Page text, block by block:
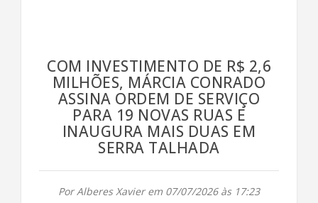
COM INVESTIMENTO DE R$ 2,6
MILHÕES, MÁRCIA CONRADO
ASSINA ORDEM DE SERVIÇO
PARA 19 NOVAS RUAS E
INAUGURA MAIS DUAS EM
SERRA TALHADA
Por Alberes Xavier em 07/07/2026 às 17:23